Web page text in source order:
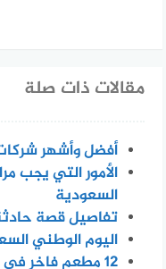
مقالات ذات صلة
أفضل وأشهر
الأمور التي يجب
السعودية
تفاصيل قصة
اليوم الوطني
12 مطعم فاخر